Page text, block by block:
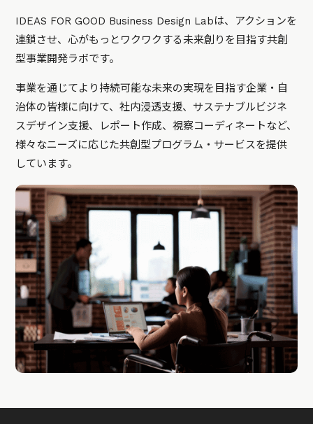
IDEAS FOR GOOD Business Design Labは、アクションを
連鎖させ、心がもっとワクワクする未来創りを目指す共創
型事業開発ラボです。
事業を通じてより持続可能な未来の実現を目指す企業・自
治体の皆様に向けて、社内浸透支援、サステナブルビジネ
スデザイン支援、レポート作成、視察コーディネートなど、
様々なニーズに応じた共創型プログラム・サービスを提供
しています。